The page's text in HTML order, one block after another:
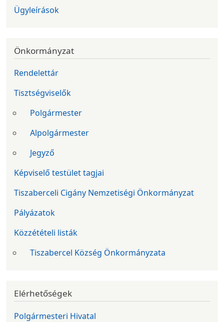
Ügyleírások
Önkormányzat
Rendelettár
Tisztségviselők
Polgármester
Alpolgármester
Jegyző
Képviselő testület tagjai
Tiszaberceli Cigány Nemzetiségi Önkormányzat
Pályázatok
Közzétételi listák
Tiszabercel Község Önkormányzata
Elérhetőségek
Polgármesteri Hivatal